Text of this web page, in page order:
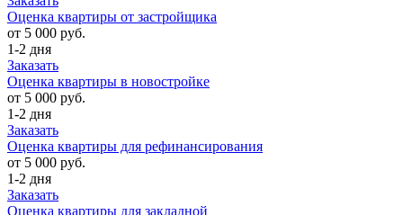
Оценка квартиры от застройщика
от 5 000 руб.
1-2 дня
Заказать
Оценка квартиры в новостройке
от 5 000 руб.
1-2 дня
Заказать
Оценка квартиры для рефинансирования
от 5 000 руб.
1-2 дня
Заказать
Оценка квартиры для закладной